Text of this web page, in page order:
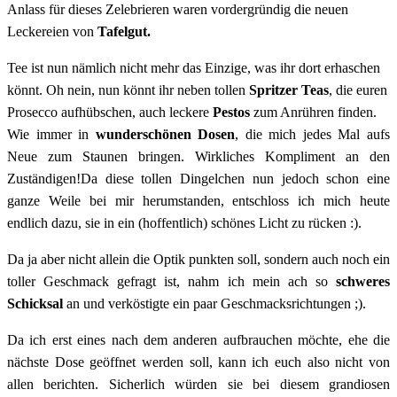
Anlass für dieses Zelebrieren waren vordergründig die neuen
Leckereien von Tafelgut.
Tee ist nun nämlich nicht mehr das Einzige, was ihr dort erhaschen
könnt. Oh nein, nun könnt ihr neben tollen Spritzer Teas, die euren
Prosecco aufhübschen, auch leckere Pestos zum Anrühren finden.
Wie immer in wunderschönen Dosen, die mich jedes Mal aufs
Neue zum Staunen bringen. Wirkliches Kompliment an den
Zuständigen!Da diese tollen Dingelchen nun jedoch schon eine
ganze Weile bei mir herumstanden, entschloss ich mich heute
endlich dazu, sie in ein (hoffentlich) schönes Licht zu rücken :).
Da ja aber nicht allein die Optik punkten soll, sondern auch noch ein
toller Geschmack gefragt ist, nahm ich mein ach so schweres
Schicksal an und verköstigte ein paar Geschmacksrichtungen ;).
Da ich erst eines nach dem anderen aufbrauchen möchte, ehe die
nächste Dose geöffnet werden soll, kann ich euch also nicht von
allen berichten. Sicherlich würden sie bei diesem grandiosen